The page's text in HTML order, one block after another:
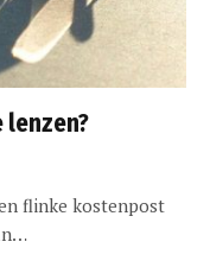
flinke kostenpost